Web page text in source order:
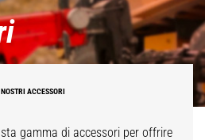
ACCESSORI
gamma di accessori per offrire